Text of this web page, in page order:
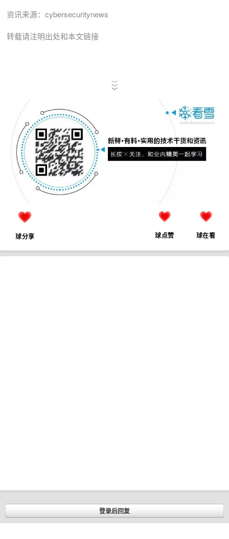
资讯来源： cybersecuritynews
转载请注明出处和本文链接
﹀
﹀
﹀
球分享 球点赞 球在看